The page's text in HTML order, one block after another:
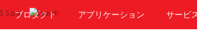
プロダクト アプリケーション サービ